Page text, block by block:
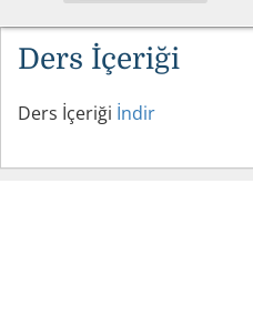
Ders İçeriği
Ders İçeriği İndir